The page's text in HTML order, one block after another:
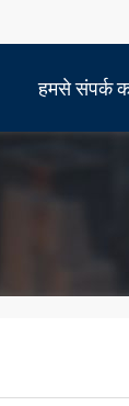
हमसे संपर्क